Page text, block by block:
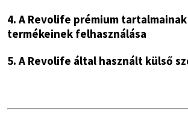
4. A Revolife prémium
termékeinek felhasználása
5. A Revolife által használt külső